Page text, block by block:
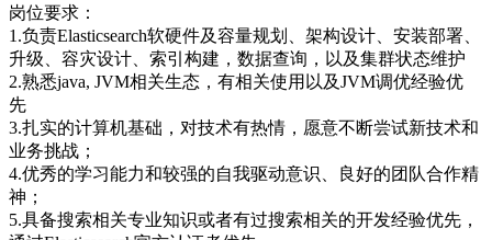
岗位要求：
1.负责Elasticsearch软硬件及容量规划、架构设计、安装部署、
升级、容灾设计、索引构建，数据查询，以及集群状态维护
2.熟悉java, JVM相关生态，有相关使用以及JVM调优经验优
先
3.扎实的计算机基础，对技术有热情，愿意不断尝试新技术和
业务挑战；
4.优秀的学习能力和较强的自我驱动意识、良好的团队合作精
神；
5.具备搜索相关专业知识或者有过搜索相关的开发经验优先，